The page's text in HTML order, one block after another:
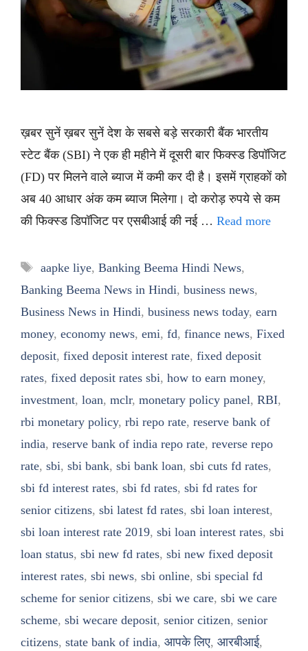
ख़बर सुनें ख़बर सुनें देश के सबसे बड़े सरकारी बैंक भारतीय
स्टेट बैंक (SBI) ने एक ही महीने में दूसरी बार फिक्स्ड डिपॉजिट
(FD) पर मिलने वाले ब्याज में कमी कर दी है। इसमें ग्राहकों को
अब 40 आधार अंक कम ब्याज मिलेगा। दो करोड़ रुपये से कम
की फिक्स्ड डिपॉजिट पर एसबीआई की नई … Read more
Tags
aapke liye, Banking Beema Hindi News,
Banking Beema News in Hindi, business news,
Business News in Hindi, business news today, earn
money, economy news, emi, fd, finance news, Fixed
deposit, fixed deposit interest rate, fixed deposit
rates, fixed deposit rates sbi, how to earn money,
investment, loan, mclr, monetary policy panel, RBI,
rbi monetary policy, rbi repo rate, reserve bank of
india, reserve bank of india repo rate, reverse repo
rate, sbi, sbi bank, sbi bank loan, sbi cuts fd rates,
sbi fd interest rates, sbi fd rates, sbi fd rates for
senior citizens, sbi latest fd rates, sbi loan interest,
sbi loan interest rate 2019, sbi loan interest rates, sbi
loan status, sbi new fd rates, sbi new fixed deposit
interest rates, sbi news, sbi online, sbi special fd
scheme for senior citizens, sbi we care, sbi we care
scheme, sbi wecare deposit, senior citizen, senior
citizens, state bank of india, आपके लिए, आरबीआई,